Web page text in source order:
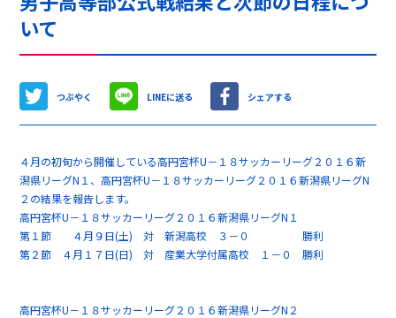
いて
つぶやく LINEに送る シェアする
４月の初旬から開催している高円宮杯U－１８サッカーリーグ２０１６新
潟県リーグN１、高円宮杯U－１８サッカーリーグ２０１６新潟県リーグN
２の結果を報告します。
高円宮杯U－１８サッカーリーグ２０１６新潟県リーグN１
第１節 ４月９日(土) 対 新潟高校 ３－０ 勝利
第２節 ４月１７日(日) 対 産業大学付属高校 １－０ 勝利
高円宮杯U－１８サッカーリーグ２０１６新潟県リーグN２